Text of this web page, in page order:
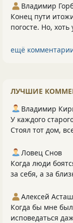
Владимир
Конец пути
погосте. Но,
ещё
ЛУЧШИЕ
Владимир
У каждого
Стоял тот дом,
Ловец Снов
Когда люди
за себя, а за
Алексей
Когда бы мне
исповедаться